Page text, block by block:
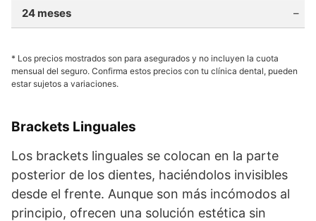
–
* Los precios mostrados son para asegurados y no incluyen la cuota
mensual del seguro. Confirma estos precios con tu clínica dental, pueden
estar sujetos a variaciones.
Brackets Linguales
Los brackets linguales se colocan en la parte
posterior de los dientes, haciéndolos invisibles
desde el frente. Aunque son más incómodos al
principio, ofrecen una solución estética sin